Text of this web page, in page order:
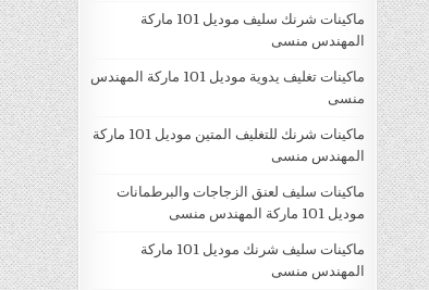
ماكينات شرنك سليف موديل 101 ماركة
المهندس منسى
ماكينات تغليف يدوية موديل 101 ماركة المهندس
منسى
ماكينات شرنك للتغليف المتين موديل 101 ماركة
المهندس منسى
ماكينات سليف لعنق الزجاجات والبرطمانات
موديل 101 ماركة المهندس منسى
ماكينات سليف شرنك موديل 101 ماركة
المهندس منسى